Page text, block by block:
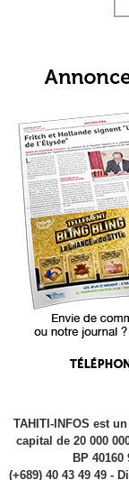
TAHITI-INFOS est
capital de 20 000
BP
(+689) 40 43 49 49 -